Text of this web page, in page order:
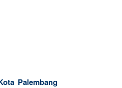
Palembang